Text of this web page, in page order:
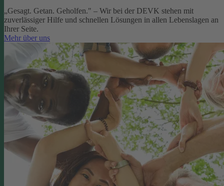
„Gesagt. Getan. Geholfen." – Wir bei der DEVK stehen mit
zuverlässiger Hilfe und schnellen Lösungen in allen Lebenslagen an
Ihrer Seite.
Mehr über uns